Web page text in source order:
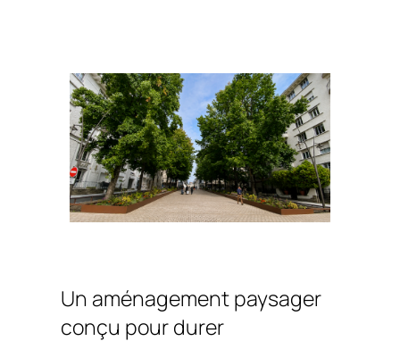
Un aménagement paysager
conçu pour durer